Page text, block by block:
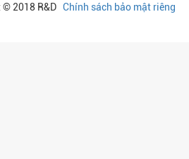
2018 R&D Chính sách bảo mật riêng